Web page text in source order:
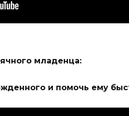
младенца:
и помочь ему